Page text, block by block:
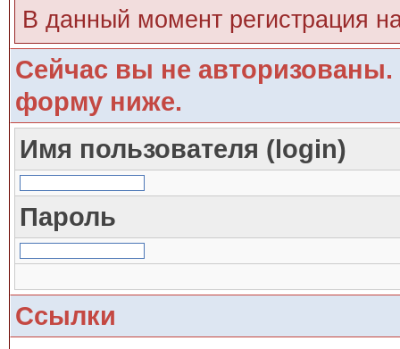
В данный момент регистрация
Сейчас вы не авторизованы.
форму ниже.
Имя пользователя (login)
Пароль
Ссылки